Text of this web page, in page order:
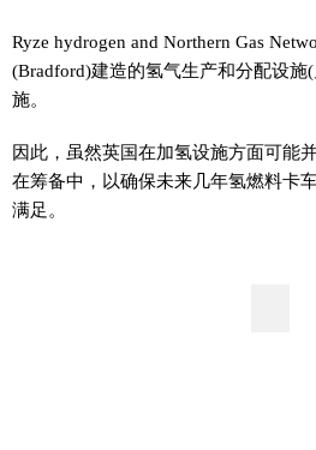
Ryze hydrogen and Northern Gas
(Bradford)建造的氢气生产和分配设施
施。
因此，虽然英国在加氢设施方面可能
在筹备中，以确保未来几年氢燃料卡
满足。